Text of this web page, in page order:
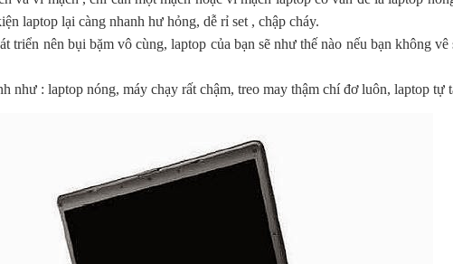
laptop lại càng nhanh hư hỏng, dễ rỉ set , chập cháy.
nên bụi bặm vô cùng, laptop của bạn sẽ như thế nào nếu bạn không
như : laptop nóng, máy chạy rất chậm, treo may thậm chí đơ luôn, laptop